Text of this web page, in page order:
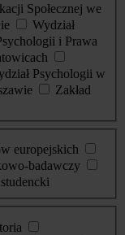
Społecznej we
Wydział
i Prawa
Psychologii w
Zakład
europejskich
badawczy
studencki